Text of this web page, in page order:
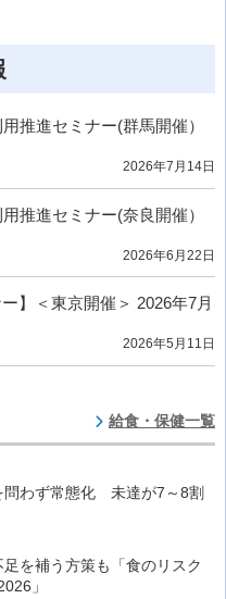
推進セミナー(群馬開催）
2026年7月14日
推進セミナー(奈良開催）
2026年6月22日
】＜東京開催＞ 2026年7月
2026年5月11日
給食・保健一覧
問わず常態化 未達が7～8割
を補う方策も「食のリスク
」